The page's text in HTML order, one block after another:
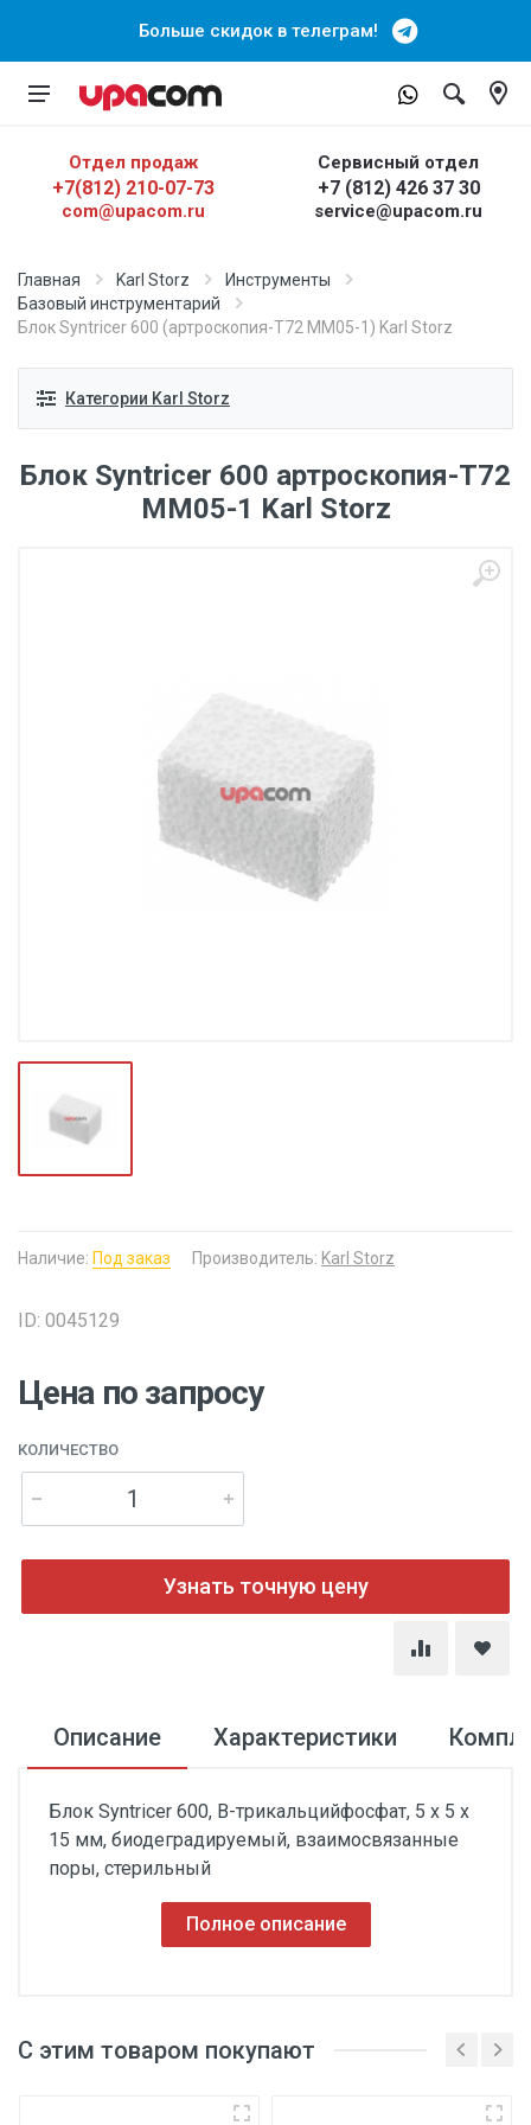
Больше скидок в телеграм!
Отдел продаж
+7(812) 210-07-73
com@upacom.ru
Сервисный отдел
+7 (812) 426 37 30
service@upacom.ru
Главная Karl Storz
Инструменты
Базовый инструментарий
Блок Syntricer 600 (артроскопия-Т72 ММ05-1) Karl Storz
Категории Karl Storz
Блок Syntricer 600 артроскопия-Т72
ММ05-1 Karl Storz
Наличие: Под заказ Производитель: Karl Storz
ID: 0045129
Цена по запросу
КОЛИЧЕСТВО
Узнать точную цену
Описание Характеристики
Блок Syntricer 600, B-трикальцийфосфат, 5 х 5 х
15 мм, биодеградируемый, взаимосвязанные
поры, стерильный
Полное описание
С этим товаром покупают